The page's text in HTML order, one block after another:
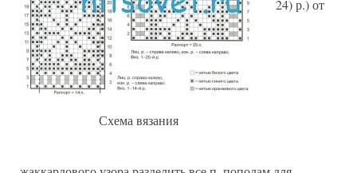
Схема вязания
24) р.) от